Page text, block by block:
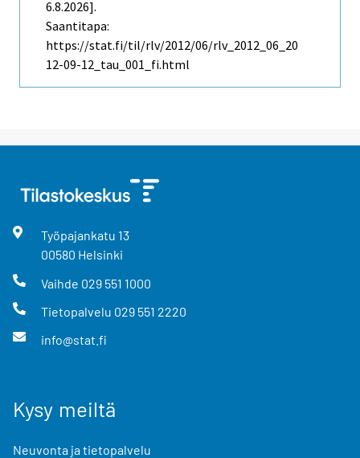
6.8.2026].
Saantitapa:
https://stat.fi/til/rlv/2012/06/rlv_2012_06_20
12-09-12_tau_001_fi.html
Työpajankatu 13
00580 Helsinki
Vaihde 029 551 1000
Tietopalvelu 029 551 2220
info@stat.fi
Kysy meiltä
Neuvonta ja tietopalvelu